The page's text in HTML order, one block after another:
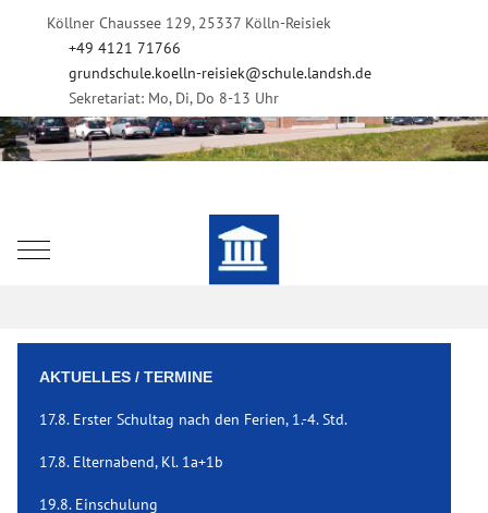
Köllner Chaussee 129, 25337 Kölln-Reisiek
+49 4121 71766
grundschule.koelln-reisiek@schule.landsh.de
Sekretariat: Mo, Di, Do 8-13 Uhr
Mobile Menu Toggle
AKTUELLES / TERMINE
17.8. Erster Schultag nach den Ferien, 1.-4. Std.
17.8. Elternabend, Kl. 1a+1b
19.8. Einschulung